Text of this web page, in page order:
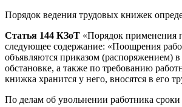
Порядок ведения трудовых книжек
Статья 144 КЗоТ «Порядок применения
следующее содержание: «Поощрения
объявляются приказом (распоряжением)
обстановке, а также по требованию
книжка хранится у него, вносятся в его
По делам об увольнении работника